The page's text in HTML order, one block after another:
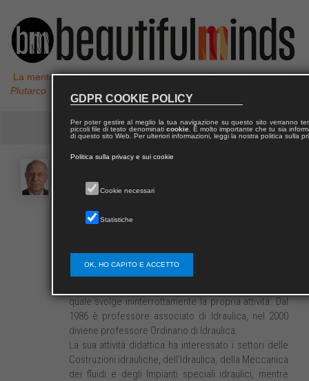
La mente non è un vaso da riempire, ma un fuoco da accendere,
Plutarco
Enrico Orsi si laurea in Ingegneria Civile-Idraulica
quale svolge ininterrottamente la propria attività. Dal
1986 è professore associato di Idraulica, nel 2000
diviene professore Ordinario di Idraulica.
La sua attività didattica ha interessato i settori delle
Costruzioni idrauliche, dell’Idraulica, della Meccanica
dei fluidi e degli Impianti speciali idraulici, mentre
GDPR COOKIE POLICY
Per poter gestire al meglio la tua navigazione su questo sito verranno
piccoli file di testo denominati cookie. È molto importante che tu sia
di questo sito Web. Per ulteriori informazioni, leggi la nostra politica sulla
Politica sulla privacy e sui cookie
Cookie necessari
Statistiche
OK, HO CAPITO E ACCETTO